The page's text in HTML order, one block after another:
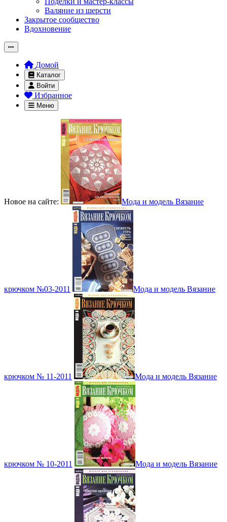
Валяние из шерсти
Закрытое сообщество
Вдохновение
Домой
Каталог
Войти
Избранное
Меню
Новое на сайте: Мода и модель Вязание
крючком №03-2011 Мода и модель Вязание
крючком № 11-2011 Мода и модель Вязание
крючком № 10-2011 Мода и модель Вязание